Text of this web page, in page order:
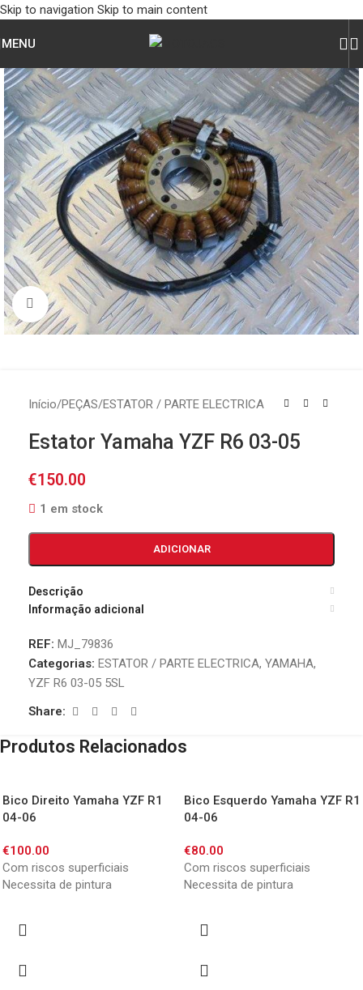
Skip to navigation Skip to main content
MENU
Click to enlarge
Início/PEÇAS/ESTATOR / PARTE ELECTRICA
Estator Yamaha YZF R6 03-05
€150.00
1 em stock
ADICIONAR
Descrição
Informação adicional
REF: MJ_79836
Categorias: ESTATOR / PARTE ELECTRICA, YAMAHA,
YZF R6 03-05 5SL
Share:
Produtos Relacionados
Bico Direito Yamaha YZF R1
04-06
€100.00
Com riscos superficiais
Necessita de pintura
Bico Esquerdo Yamaha YZF R1
04-06
€80.00
Com riscos superficiais
Necessita de pintura